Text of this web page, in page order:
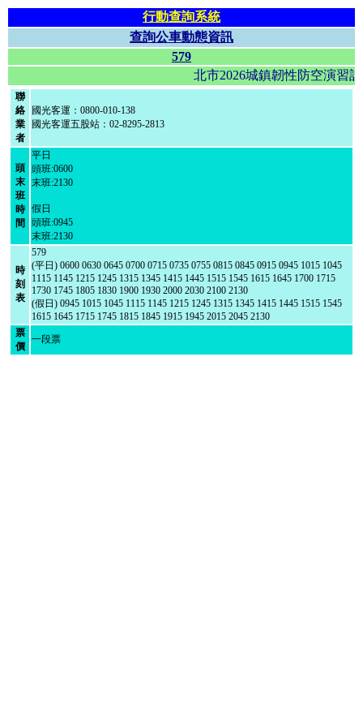
行動查詢系統
查詢公車動態資訊
579
北市2026城鎮韌性防空演
聯
絡
業
者
國光客運：0800-010-138
國光客運五股站：02-8295-2813
頭
末
班
時
間
平日
頭班:0600
末班:2130
假日
頭班:0945
末班:2130
時
刻
表
579
(平日) 0600 0630 0645 0700 0715 0735 0755 0815 0845 0915 0945 1015 1045
1115 1145 1215 1245 1315 1345 1415 1445 1515 1545 1615 1645 1700 1715
1730 1745 1805 1830 1900 1930 2000 2030 2100 2130
(假日) 0945 1015 1045 1115 1145 1215 1245 1315 1345 1415 1445 1515 1545
1615 1645 1715 1745 1815 1845 1915 1945 2015 2045 2130
票
價
一段票